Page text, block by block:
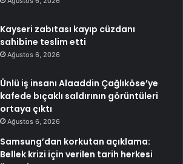
Kayseri zabıtası kayıp cüzdanı
sahibine teslim etti
Ağustos 6, 2026
Ünlü iş insanı Alaaddin Çağlıköse’ye
kafede bıçaklı saldırının görüntüleri
ortaya çıktı
Ağustos 6, 2026
Samsung’dan korkutan açıklama:
Bellek krizi için verilen tarih herkesi